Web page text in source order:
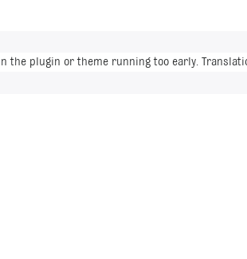
the plugin or theme running too early.